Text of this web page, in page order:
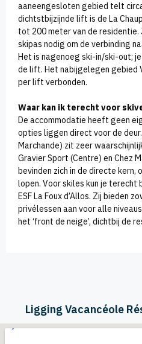
aaneengesloten gebied telt
dichtstbijzijnde lift is de La
tot 200 meter van de residentie.
skipas nodig om de verbinding
Het is nagenoeg ski-in/ski-out;
de lift. Het nabijgelegen gebied
per lift verbonden.
Waar kan ik terecht voor
De accommodatie heeft geen
opties liggen direct voor de
Marchande) zit zeer
Gravier Sport (Centre) en Chez
bevinden zich in de directe kern,
lopen. Voor skiles kun je terecht
ESF La Foux d’Allos. Zij bieden
privélessen aan voor alle
het ‘front de neige’, dichtbij de
Ligging Vacancéole